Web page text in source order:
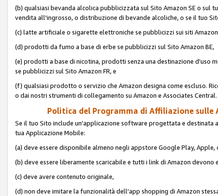
(b) qualsiasi bevanda alcolica pubblicizzata sul Sito Amazon SE o sul
vendita all'ingrosso, o distribuzione di bevande alcoliche, o se il tuo
(c) latte artificiale o sigarette elettroniche se pubblicizzi sui siti Amazon
(d) prodotti da fumo a base di erbe se pubblicizzi sul Sito Amazon BE,
(e) prodotti a base di nicotina, prodotti senza una destinazione d'uso
se pubblicizzi sul Sito Amazon FR, e
(f) qualsiasi prodotto o servizio che Amazon designa come escluso.
o dai nostri strumenti di collegamento su Amazon e Associates Central.
Politica del Programma di Affiliazione
Se il tuo Sito include un'applicazione software progettata e
tua Applicazione Mobile:
(a) deve essere disponibile almeno negli appstore Google Play, Apple,
(b) deve essere liberamente scaricabile e tutti i link di Amazon devono
(c) deve avere contenuto originale,
(d) non deve imitare la funzionalità dell'app shopping di Amazon